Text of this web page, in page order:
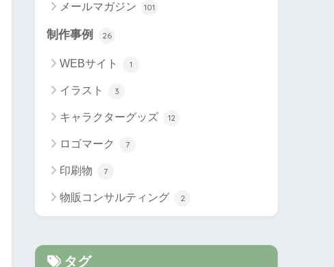
メールマガジン 101
制作事例 26
WEBサイト 1
イラスト 3
キャラクターグッズ 12
ロゴマーク 7
印刷物 7
物販コンサルティング 2
タグ